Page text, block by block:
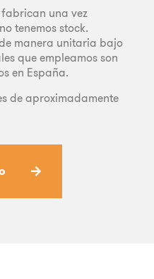
fabrican una vez
tenemos stock.
manera unitaria bajo
que empleamos son
en España.
de aproximadamente